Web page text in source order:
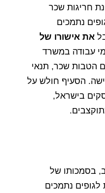
חריגות שכר
נתמכים
את אישורו של
עבודה במשרד
הטבות שכר, תנאי
. הסעיף חולש על
בישראל,
.
, בסמכותו של
לגופים נתמכים